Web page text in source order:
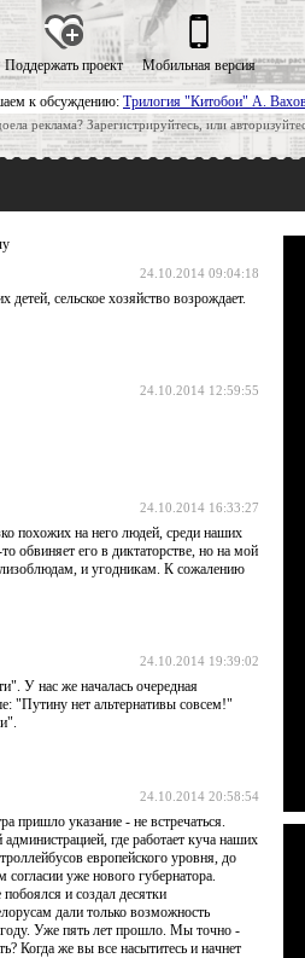
к обсуждению: Трилогия "Китобои" А.
реклама? Зарегистрируйтесь, или
Поддержать проект Мобильная версия
24.10.2014 09:04:18
сельское хозяйство возрождает.
24.10.2014 12:59:55
24.10.2014 16:33:27
похожих на него людей, среди наших
обвиняет его в диктаторстве, но на мой
лизоблюдам, и угодникам. К сожалению
24.10.2014 19:39:02
У нас же началась очередная
"Путину нет альтернативы совсем!"
24.10.2014 20:58:54
пришло указание - не встречаться.
где работает куча наших
европейского уровня, до
уже нового губернатора.
и создал десятки
дали только возможность
Уже пять лет прошло. Мы точно -
Когда же вы все насытитесь и начнет